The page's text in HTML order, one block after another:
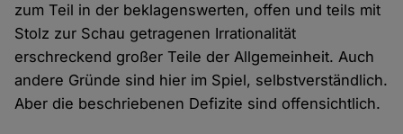
zum Teil in der beklagenswerten, offen und teils mit
Stolz zur Schau getragenen Irrationalität
erschreckend großer Teile der Allgemeinheit. Auch
andere Gründe sind hier im Spiel, selbstverständlich.
Aber die beschriebenen Defizite sind offensichtlich.